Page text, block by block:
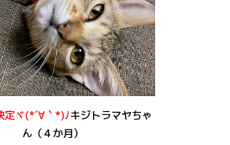
定ヾ(*´∀｀*)ﾉキジトラマヤちゃ
ん（４か月）